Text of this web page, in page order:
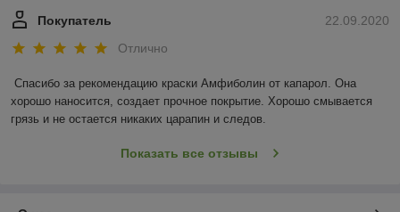
22.09.2020
Покупатель
Отлично
Спасибо за рекомендацию краски Амфиболин от капарол. Она
хорошо наносится, создает прочное покрытие. Хорошо смывается
грязь и не остается никаких царапин и следов.
Показать все отзывы